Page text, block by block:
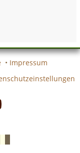
• Impressum